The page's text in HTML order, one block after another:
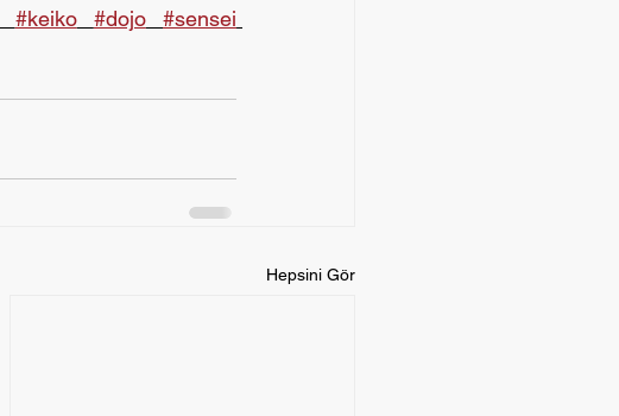
#keiko #dojo
#sensei
Hepsini Gör